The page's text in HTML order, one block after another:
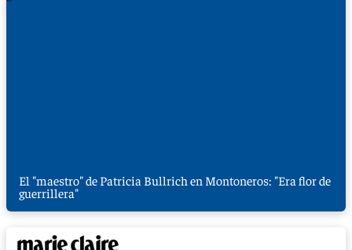
El "maestro" de Patricia Bullrich en Montoneros: "Era flor de
guerrillera"